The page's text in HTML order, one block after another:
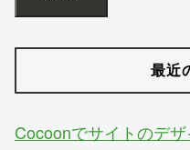
最近
Cocoonでサイトのデ